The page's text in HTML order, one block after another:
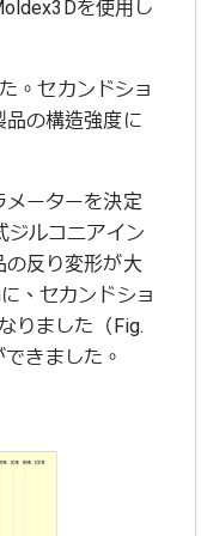
を使用し
。セカンドショ
の構造強度に
ーターを決定
ジルコニアイン
反り変形が大
、セカンドショ
りました（Fig.
きました。